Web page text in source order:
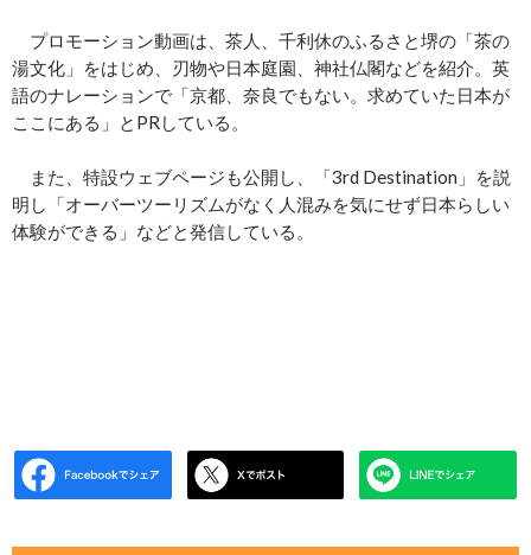
プロモーション動画は、茶人、千利休のふるさと堺の「茶の
湯文化」をはじめ、刃物や日本庭園、神社仏閣などを紹介。英
語のナレーションで「京都、奈良でもない。求めていた日本が
ここにある」とPRしている。
また、特設ウェブページも公開し、「3rd Destination」を説
明し「オーバーツーリズムがなく人混みを気にせず日本らしい
体験ができる」などと発信している。